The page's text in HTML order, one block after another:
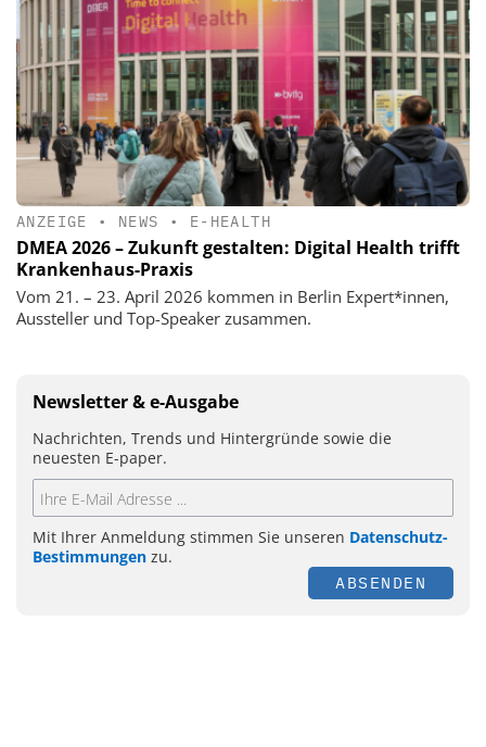
ANZEIGE • NEWS • E-HEALTH
DMEA 2026 – Zukunft gestalten: Digital Health trifft
Krankenhaus-Praxis
Vom 21. – 23. April 2026 kommen in Berlin Expert*innen,
Aussteller und Top-Speaker zusammen.
Newsletter & e-Ausgabe
Nachrichten, Trends und Hintergründe sowie die
neuesten E-paper.
Mit Ihrer Anmeldung stimmen Sie unseren Datenschutz-
Bestimmungen zu.
ABSENDEN